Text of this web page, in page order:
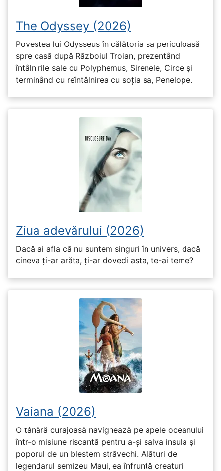
The Odyssey (2026)
Povestea lui Odysseus în călătoria sa periculoasă
spre casă după Războiul Troian, prezentând
întâlnirile sale cu Polyphemus, Sirenele, Circe și
terminând cu reîntâlnirea cu soția sa, Penelope.
Ziua adevărului (2026)
Dacă ai afla că nu suntem singuri în univers, dacă
cineva ți-ar arăta, ți-ar dovedi asta, te-ai teme?
Vaiana (2026)
O tânără curajoasă navighează pe apele oceanului
într-o misiune riscantă pentru a-și salva insula și
poporul de un blestem străvechi. Alături de
legendarul semizeu Maui, ea înfruntă creaturi